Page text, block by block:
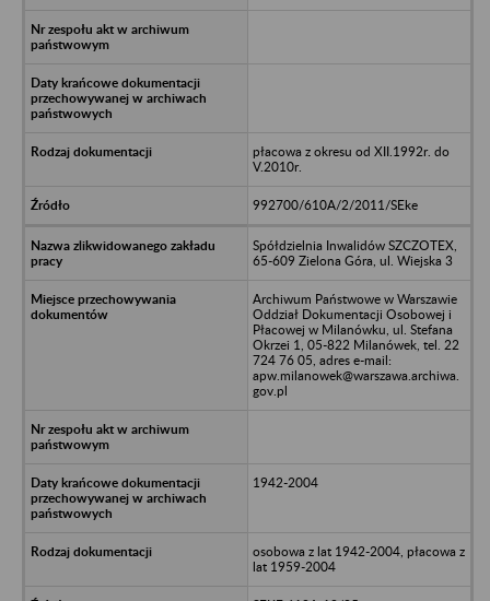
płacowa z okresu od XII.1992r. do
V.2010r.
992700/610A/2/2011/SEke
Spółdzielnia Inwalidów SZCZOTEX,
65-609 Zielona Góra, ul. Wiejska 3
Archiwum Państwowe w Warszawie
Oddział Dokumentacji Osobowej i
Płacowej w Milanówku, ul. Stefana
Okrzei 1, 05-822 Milanówek, tel. 22
724 76 05, adres e-mail:
apw.milanowek@warszawa.archiwa.
gov.pl
1942-2004
osobowa z lat 1942-2004, płacowa z
lat 1959-2004